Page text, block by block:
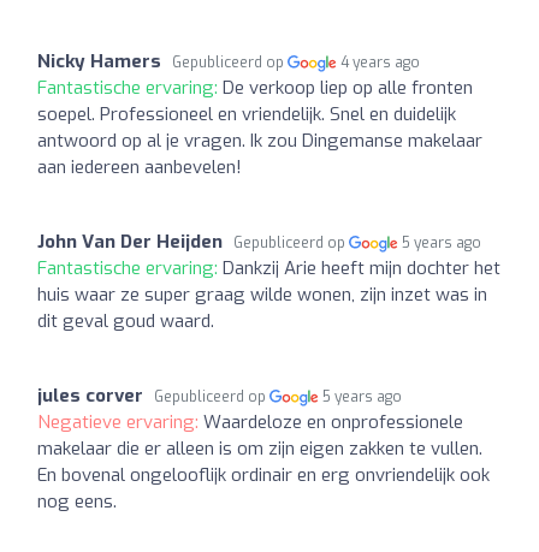
Nicky Hamers Gepubliceerd op 4 years ago
Fantastische ervaring: De verkoop liep op alle fronten
soepel. Professioneel en vriendelijk. Snel en duidelijk
antwoord op al je vragen. Ik zou Dingemanse makelaar
aan iedereen aanbevelen!
John Van Der Heijden Gepubliceerd op 5 years ago
Fantastische ervaring: Dankzij Arie heeft mijn dochter het
huis waar ze super graag wilde wonen, zijn inzet was in
dit geval goud waard.
jules corver Gepubliceerd op 5 years ago
Negatieve ervaring: Waardeloze en onprofessionele
makelaar die er alleen is om zijn eigen zakken te vullen.
En bovenal ongelooflijk ordinair en erg onvriendelijk ook
nog eens.